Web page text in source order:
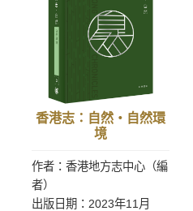
香港志：自然‧自然環
境
作者：香港地方志中心（編
者）
出版日期：2023年11月